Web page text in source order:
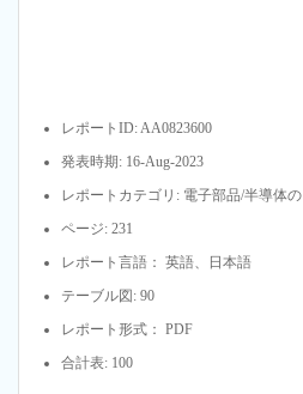
レポートID: AA0823600
発表時期: 16-Aug-2023
レポートカテゴリ: 電子部品/半導体の
ページ: 231
レポート言語： 英語、日本語
テーブル図: 90
レポート形式： PDF
合計表: 100